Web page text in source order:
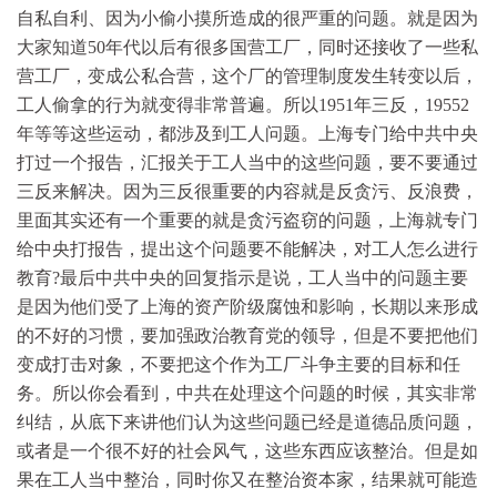
自私自利、因为小偷小摸所造成的很严重的问题。就是因为
大家知道50年代以后有很多国营工厂，同时还接收了一些私
营工厂，变成公私合营，这个厂的管理制度发生转变以后，
工人偷拿的行为就变得非常普遍。所以1951年三反，19552
年等等这些运动，都涉及到工人问题。上海专门给中共中央
打过一个报告，汇报关于工人当中的这些问题，要不要通过
三反来解决。因为三反很重要的内容就是反贪污、反浪费，
里面其实还有一个重要的就是贪污盗窃的问题，上海就专门
给中央打报告，提出这个问题要不能解决，对工人怎么进行
教育?最后中共中央的回复指示是说，工人当中的问题主要
是因为他们受了上海的资产阶级腐蚀和影响，长期以来形成
的不好的习惯，要加强政治教育党的领导，但是不要把他们
变成打击对象，不要把这个作为工厂斗争主要的目标和任
务。所以你会看到，中共在处理这个问题的时候，其实非常
纠结，从底下来讲他们认为这些问题已经是道德品质问题，
或者是一个很不好的社会风气，这些东西应该整治。但是如
果在工人当中整治，同时你又在整治资本家，结果就可能造